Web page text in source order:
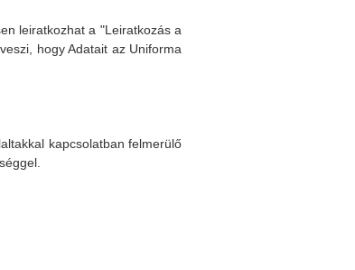
leiratkozhat a "Leiratkozás a
hogy Adatait az Uniforma
kapcsolatban felmerülő